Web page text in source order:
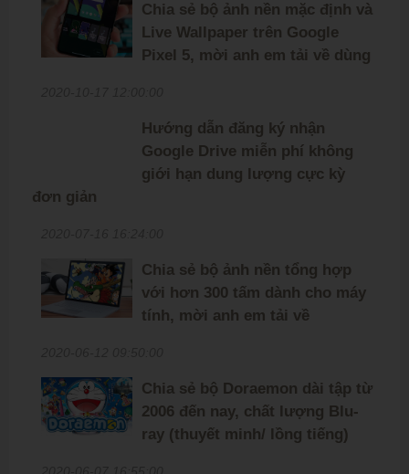
Chia sẻ bộ ảnh nền mặc định và
Live Wallpaper trên Google
Pixel 5, mời anh em tải về dùng
Hướng dẫn đăng ký nhận
Google Drive miễn phí không
giới hạn dung lượng cực kỳ
đơn giản
Chia sẻ bộ ảnh nền tổng hợp
với hơn 300 tấm dành cho máy
tính, mời anh em tải về
Chia sẻ bộ Doraemon dài tập từ
2006 đến nay, chất lượng Blu-
ray (thuyết minh/ lồng tiếng)